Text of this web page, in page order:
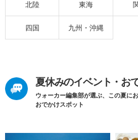
北陸 東海
四国 九州・沖縄
夏休みのイベント・お
ウォーカー編集部が選ぶ、この夏に
おでかけスポット